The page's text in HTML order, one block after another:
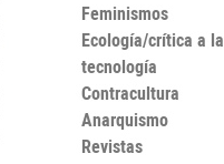
Feminismos
Ecología/crítica a la
tecnología
Contracultura
Anarquismo
Revistas